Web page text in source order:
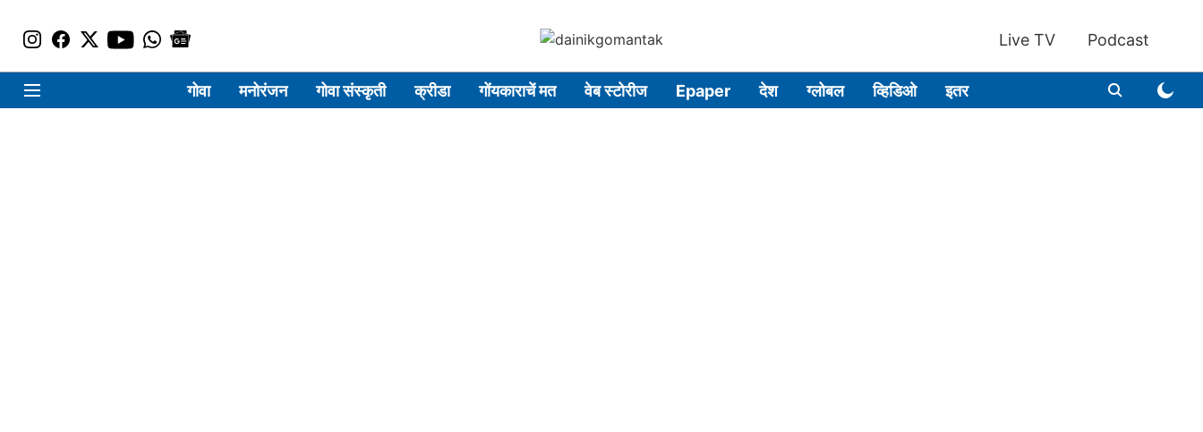
Live TV Podcast
गोवा मनोरंजन गोवा संस्कृती क्रीडा गोंयकाराचें मत वेब स्टोरीज Epaper देश ग्लोबल व्हिडिओ इतर